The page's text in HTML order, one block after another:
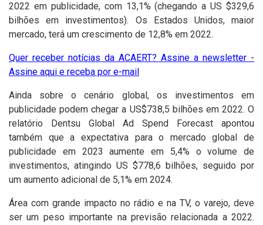
2022 em publicidade, com 13,1% (chegando a US $329,6
bilhões em investimentos). Os Estados Unidos, maior
mercado, terá um crescimento de 12,8% em 2022.
Quer receber notícias da ACAERT? Assine a newsletter -
Assine aqui e receba por e-mail
Ainda sobre o cenário global, os investimentos em
publicidade podem chegar a US$738,5 bilhões em 2022. O
relatório Dentsu Global Ad Spend Forecast apontou
também que a expectativa para o mercado global de
publicidade em 2023 aumente em 5,4% o volume de
investimentos, atingindo US $778,6 bilhões, seguido por
um aumento adicional de 5,1% em 2024.
Área com grande impacto no rádio e na TV, o varejo, deve
ser um peso importante na previsão relacionada a 2022.